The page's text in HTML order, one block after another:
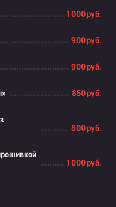
1 000 руб.
900 руб.
900 руб.
850 руб.
800 руб.
1 000 руб.